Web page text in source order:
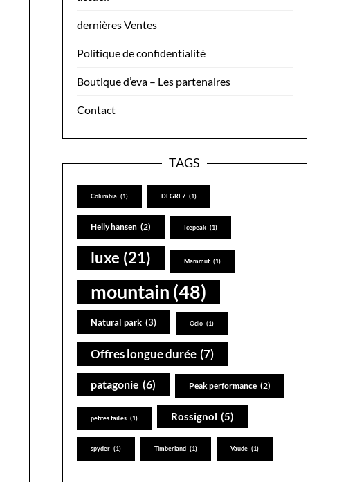
dernières Ventes
Politique de confidentialité
Boutique d’eva – Les partenaires
Contact
TAGS
Columbia (1) DEGRE7 (1)
Helly hansen (2) Icepeak (1)
luxe (21) Mammut (1)
mountain (48)
Natural park (3) Odlo (1)
Offres longue durée (7)
patagonie (6) Peak performance (2)
petites tailles (1) Rossignol (5)
spyder (1) Timberland (1) Vaude (1)
se connecter au site: ekosport.fr